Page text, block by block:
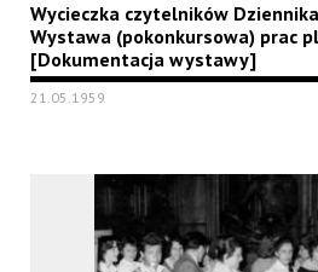
Wycieczka czytelników
Wystawa (pokonkursowa) prac
[Dokumentacja wystawy]
21.05.1959